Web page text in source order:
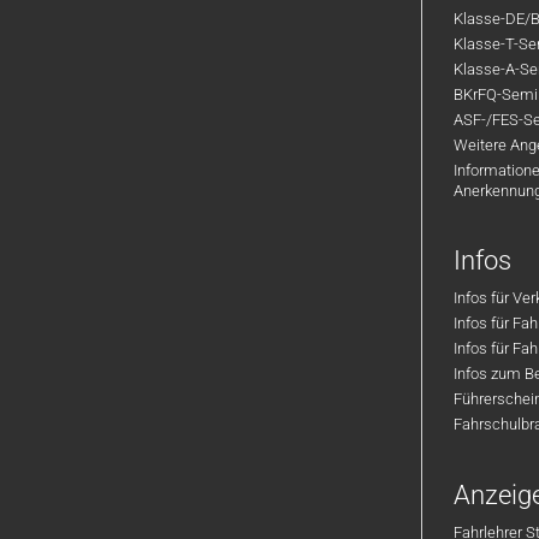
Klasse-DE/
Klasse-T-
Klasse-A-
BKrFQ-
ASF-/FES-
Weitere
Infos
Infos für
Infos für
Infos für
Infos zum
Fahrlehrer